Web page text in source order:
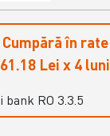
Cumpără în rate
61.18 Lei x 4 luni